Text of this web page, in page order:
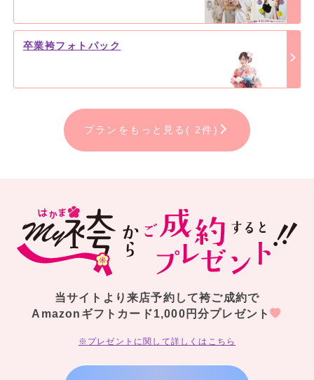
卒業袴フォトパック
プランをもっと見る( 2件)
当サイトより来店予約して袴ご成約で
Amazonギフトカード1,000円分プレゼント
※プレゼントに関して詳しくはこちら